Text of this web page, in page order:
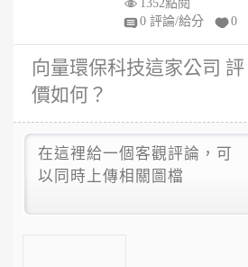
前
1352點閱
0 評論/給分
0
向量環保科技這家公司 評
價如何？